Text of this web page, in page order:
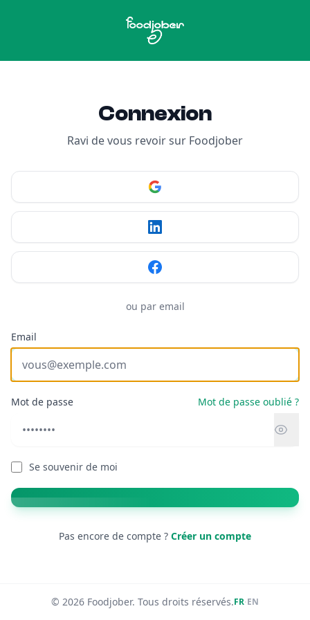
Connexion
Ravi de vous revoir sur Foodjober
ou par email
Email
Mot de passe Mot de passe oublié ?
Se souvenir de moi
Pas encore de compte ? Créer un compte
© 2026 Foodjober. Tous droits réservés.FR·EN